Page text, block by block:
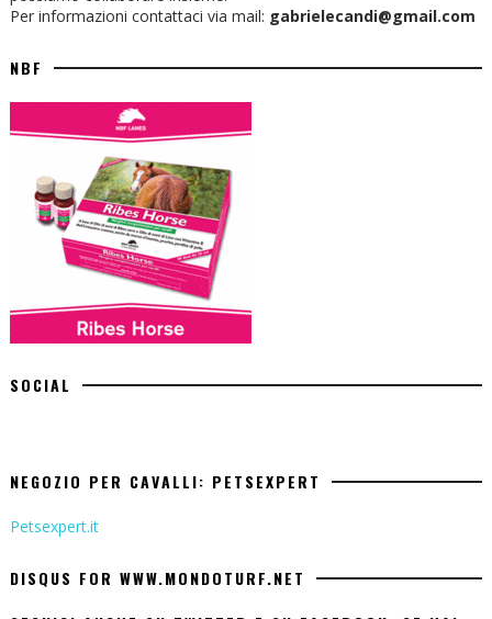
Per informazioni contattaci via mail: gabrielecandi@gmail.com
NBF
SOCIAL
NEGOZIO PER CAVALLI: PETSEXPERT
Petsexpert.it
DISQUS FOR WWW.MONDOTURF.NET